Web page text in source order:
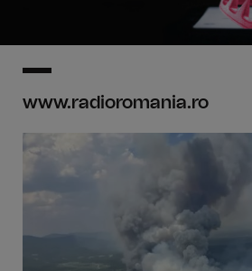
www.radioromania.ro